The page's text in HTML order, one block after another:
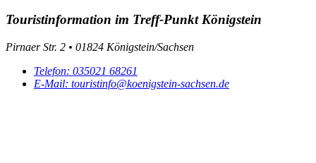
Touristinformation im Treff-Punkt Königstein
Pirnaer Str. 2 • 01824 Königstein/Sachsen
Telefon: 035021 68261
E-Mail: touristinfo@koenigstein-sachsen.de